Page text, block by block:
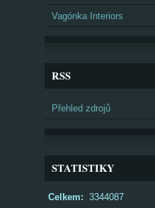
Vagónka Interiors
RSS
Přehled zdrojů
STATISTIKY
Celkem: 3344087